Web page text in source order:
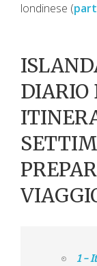
londinese (
DIARIO
1 -